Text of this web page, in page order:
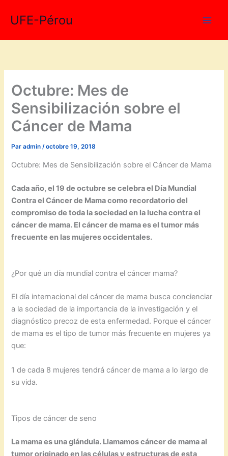
UFE-Pérou
Octubre: Mes de
Sensibilización sobre el
Cáncer de Mama
Paradmin/octobre 19, 2018
Octubre: Mes de Sensibilización sobre el Cáncer de Mama
Cada año, el 19 de octubre se celebra el Día Mundial
Contra el Cáncer de Mama como recordatorio del
compromiso de toda la sociedad en la lucha contra el
cáncer de mama. El cáncer de mama es el tumor más
frecuente en las mujeres occidentales.
¿Por qué un día mundial contra el cáncer mama?
El día internacional del cáncer de mama busca concienciar
a la sociedad de la importancia de la investigación y el
diagnóstico precoz de esta enfermedad. Porque el cáncer
de mama es el tipo de tumor más frecuente en mujeres ya
que:
1 de cada 8 mujeres tendrá cáncer de mama a lo largo de
su vida.
Tipos de cáncer de seno
La mama es una glándula. Llamamos cáncer de mama al
tumor originado en las células y estructuras de esta